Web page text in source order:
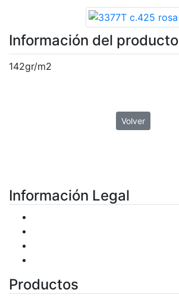
Información del producto
142gr/m2
Volver
Información Legal
Productos